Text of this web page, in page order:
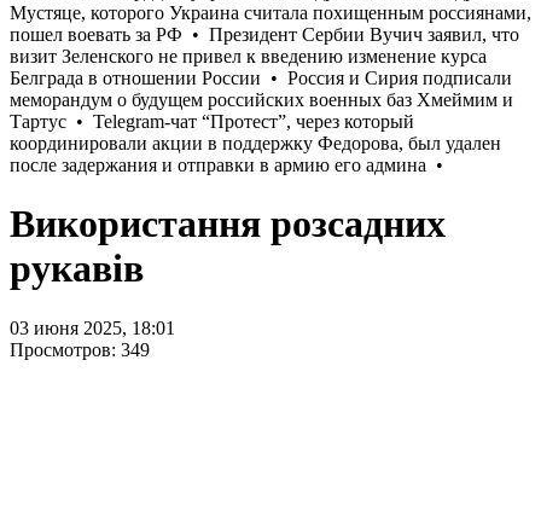
Використання розсадних
рукавів
03 июня 2025, 18:01
Просмотров: 349